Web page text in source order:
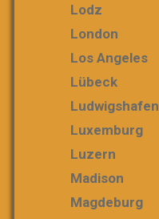
Lodz
London
Los Angeles
Lübeck
Ludwigshafen
Luxemburg
Luzern
Madison
Magdeburg